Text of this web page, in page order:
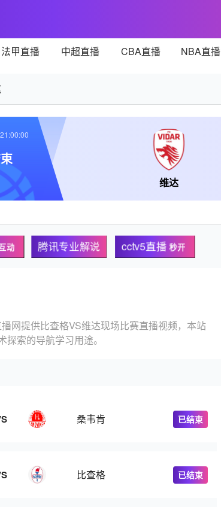
法甲直播 中超直播 CBA直播 NBA直播
维达
动 腾讯专业解说 cctv5直播 秒开
网提供比查格VS维达现场比赛直播视频，本站
索的导航学习用途。
桑韦肯 已结束
比查格 已结束